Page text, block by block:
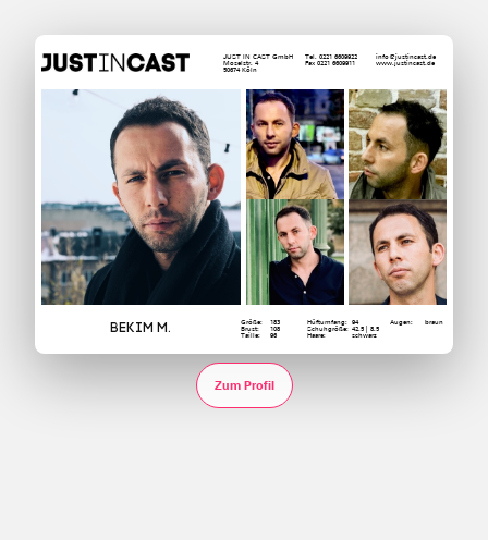
JUST IN CAST GmbH
Moselstr. 4
50674 Köln
Tel. 0221 6609922
Fax 0221 6609911
info@justincast.de
www.justincast.de
Bekim M. Größe: 183 Hüftumfang: 94 Augen: braun
Brust: 108 Schuhgröße: 42.5 | 8.5
Taille: 96 Haare: schwarz
Zum Profil